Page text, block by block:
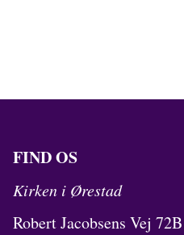
FIND OS
Kirken i Ørestad
Robert Jacobsens Vej 72B